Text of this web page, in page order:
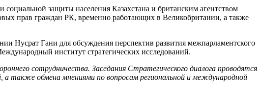
защиты населения Казахстана и британским агентством
прав граждан РК, временно работающих в Великобритании, а также
Нусрат Гани для обсуждения перспектив развития межпарламентского
институт стратегических исследований.
сотрудничества. Заседания Стратегического диалога проводятся
также обмена мнениями по вопросам региональной и международной